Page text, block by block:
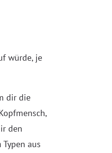
würde, je
dir die
den
aus